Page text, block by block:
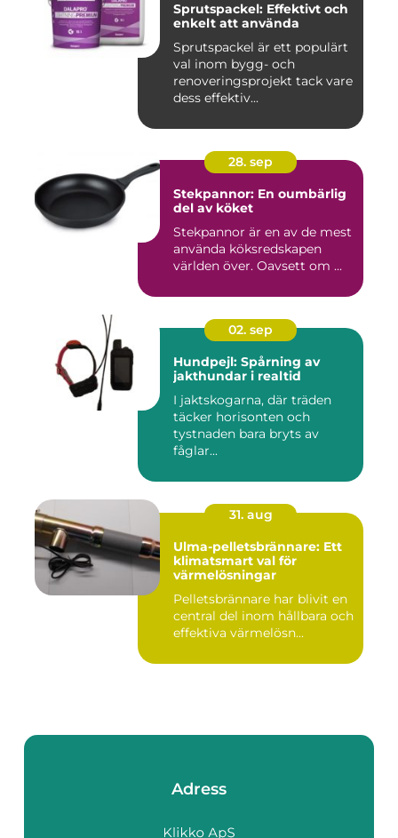
Sprutspackel: Effektivt och
enkelt att använda
Sprutspackel är ett populärt
val inom bygg- och
renoveringsprojekt tack vare
dess effektiv...
28. sep
Stekpannor: En oumbärlig
del av köket
Stekpannor är en av de mest
använda köksredskapen
världen över. Oavsett om ...
02. sep
Hundpejl: Spårning av
jakthundar i realtid
I jaktskogarna, där träden
täcker horisonten och
tystnaden bara bryts av
fåglar...
31. aug
Ulma-pelletsbrännare: Ett
klimatsmart val för
värmelösningar
Pelletsbrännare har blivit en
central del inom hållbara och
effektiva värmelösn...
Adress